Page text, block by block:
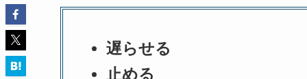
遅らせる
止める